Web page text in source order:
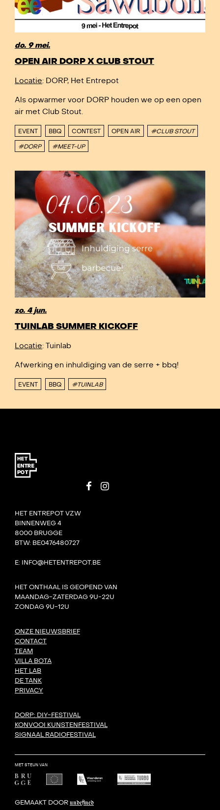
do. 9 mei.
OPEN AIR DORP X CLUB STOUT
Locatie: DORP, Het Entrepot
Als opwarmer voor DORP houden we op een open
air met Club Stout.
EVENT BBQ CONTEST OPEN AIR #CLUB STOUT
#DORP #MEET-UP
zo. 4 jun.
TUINLAB SUMMER KICKOFF
Locatie: Tuinlab
Afwerking en inhuldiging van de serre + bbq!
EVENT BBQ #TUINLAB
HET ENTREPOT VZW
BINNENWEG 4
8000 BRUGGE
BTW: BE0476480727
E: INFO@HETENTREPOT.BE
HET ONTHAAL IS GEOPEND VAN
MAANDAG-ZATERDAG 9U-22U
ZONDAG 9U-12U
ONZE NIEUWSBRIEF
CONTACT
TEAM
VILLA BOTA
HET LAB
DE TANK
PRIVACY
DORP: DIY-FESTIVAL
KONVOOI KUNSTENFESTIVAL
SIGNAAL RADIOFESTIVAL
MET STEUN VAN
GEMAAKT DOOR undefined